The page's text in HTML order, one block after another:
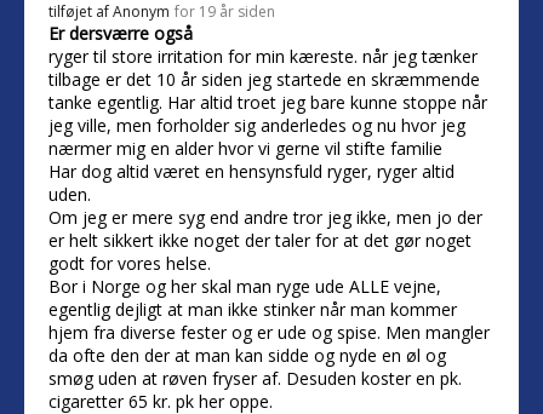
tilføjet afAnonym for 19 år siden
Er dersværre også
ryger til store irritation for min kæreste. når jeg tænker
tilbage er det 10 år siden jeg startede en skræmmende
tanke egentlig. Har altid troet jeg bare kunne stoppe når
jeg ville, men forholder sig anderledes og nu hvor jeg
nærmer mig en alder hvor vi gerne vil stifte familie
Har dog altid været en hensynsfuld ryger, ryger altid
uden.
Om jeg er mere syg end andre tror jeg ikke, men jo der
er helt sikkert ikke noget der taler for at det gør noget
godt for vores helse.
Bor i Norge og her skal man ryge ude ALLE vejne,
egentlig dejligt at man ikke stinker når man kommer
hjem fra diverse fester og er ude og spise. Men mangler
da ofte den der at man kan sidde og nyde en øl og
smøg uden at røven fryser af. Desuden koster en pk.
cigaretter 65 kr. pk her oppe.